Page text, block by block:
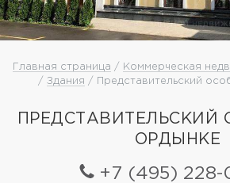
Главная страница / Коммерческая
/ Здания / Представительский
ПРЕДСТАВИТЕЛЬСКИЙ
ОРДЫНКЕ
+7 (495) 228-